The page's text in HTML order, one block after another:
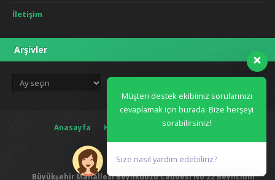
İletişim
Arşivler
Arşivler
Anasayfa Hakkımızda Blog İletişim
Büyükşehir Mahallesi Beylikdüzü Caddesi No:22 Beylicium
Müşteri destek ekibimiz sorularınızı
cevaplamak için burada. Bize herşeyi
sorabilirsiniz!
Size nasıl yardım edebiliriz?